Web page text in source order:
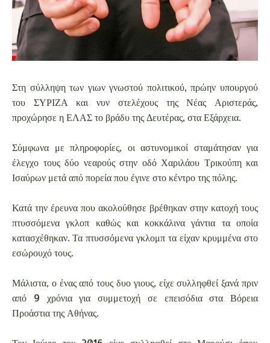
Στη σύλληψη των γιων γνωστού πολιτικού, πρώην υπουργού
του ΣΥΡΙΖΑ και νυν στελέχους της Νέας Αριστεράς,
προχώρησε η ΕΛΑΣ το βράδυ της Δευτέρας, στα Εξάρχεια.
Σύμφωνα με πληροφορίες, οι αστυνομικοί σταμάτησαν για
έλεγχο τους δύο νεαρούς στην οδό Χαριλάου Τρικούπη και
Ισαύρων μετά από πορεία που έγινε στο κέντρο της πόλης.
Κατά την έρευνα που ακολούθησε βρέθηκαν στην κατοχή τους
πτυσσόμενα γκλοπ καθώς και κοκκάλινα γάντια τα οποία
κατασχέθηκαν. Τα πτυσσόμενα γκλομπ τα είχαν κρυμμένα στο
εσώρουχό τους.
Μάλιστα, ο ένας από τους δυο γιους, είχε συλληφθεί ξανά πριν
από 9 χρόνια για συμμετοχή σε επεισόδια στα Βόρεια
Προάστια της Αθήνας.